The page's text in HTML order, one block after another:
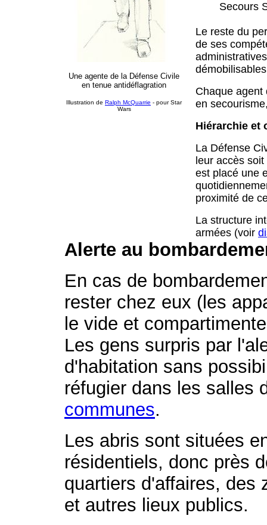
Secours
Le reste du
de ses
Chaque agent
en
Hiérarchie et
La Défense
leur accès
est placé une
proximité de
La structure
armées (voir
Une agente de la Défense Civile
en tenue antidéflagration
Illustration de Ralph McQuarrie - pour Star
Wars
Alerte au
En cas de
rester chez eux (les
le vide et
Les gens surpris par
d'habitation sans
réfugier dans les salles
communes.
Les abris sont situées
résidentiels, donc près
quartiers d'affaires, des
et autres lieux publics.